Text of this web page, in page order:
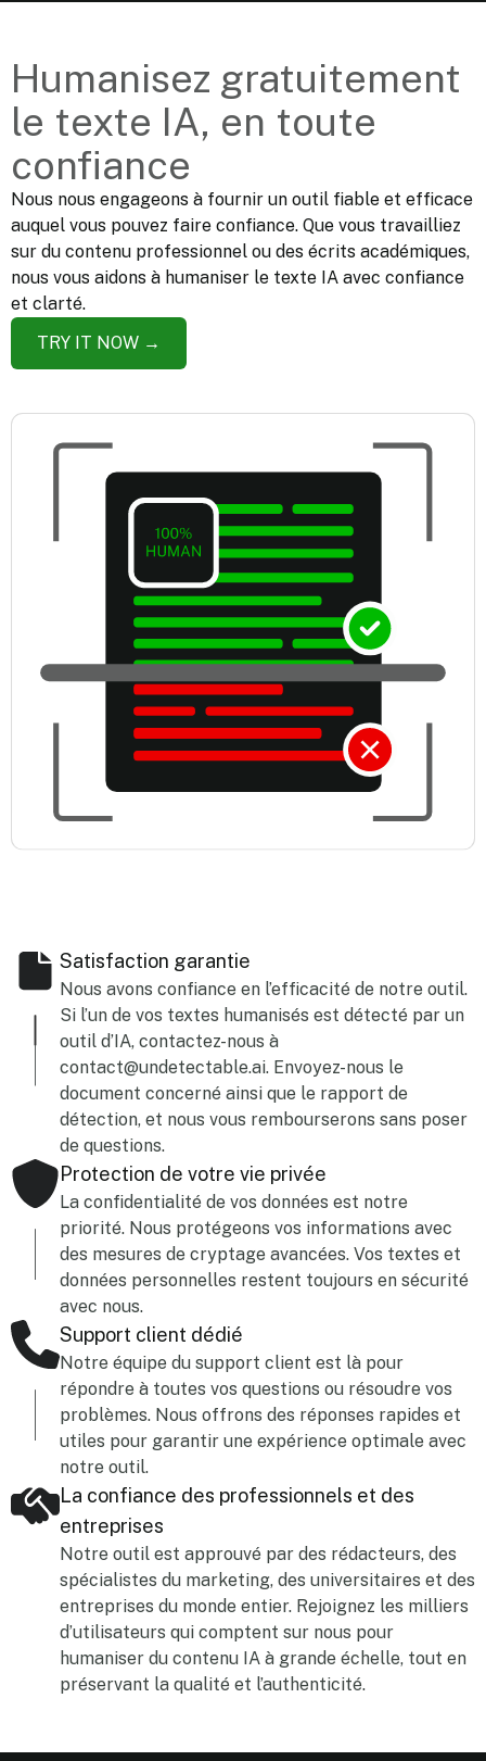
Humanisez gratuitement
le texte IA, en toute
confiance
Nous nous engageons à fournir un outil fiable et efficace
auquel vous pouvez faire confiance. Que vous travailliez
sur du contenu professionnel ou des écrits académiques,
nous vous aidons à humaniser le texte IA avec confiance
et clarté.
TRY IT NOW →
Satisfaction garantie
Nous avons confiance en l’efficacité de notre outil.
Si l’un de vos textes humanisés est détecté par un
outil d’IA, contactez-nous à
contact@undetectable.ai. Envoyez-nous le
document concerné ainsi que le rapport de
détection, et nous vous rembourserons sans poser
de questions.
Protection de votre vie privée
La confidentialité de vos données est notre
priorité. Nous protégeons vos informations avec
des mesures de cryptage avancées. Vos textes et
données personnelles restent toujours en sécurité
avec nous.
Support client dédié
Notre équipe du support client est là pour
répondre à toutes vos questions ou résoudre vos
problèmes. Nous offrons des réponses rapides et
utiles pour garantir une expérience optimale avec
notre outil.
La confiance des professionnels et des
entreprises
Notre outil est approuvé par des rédacteurs, des
spécialistes du marketing, des universitaires et des
entreprises du monde entier. Rejoignez les milliers
d’utilisateurs qui comptent sur nous pour
humaniser du contenu IA à grande échelle, tout en
préservant la qualité et l’authenticité.